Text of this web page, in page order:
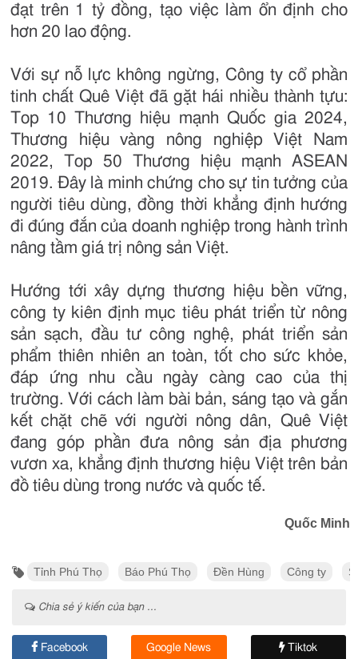
đạt trên 1 tỷ đồng, tạo việc làm ổn định cho
hơn 20 lao động.
Với sự nỗ lực không ngừng, Công ty cổ phần
tinh chất Quê Việt đã gặt hái nhiều thành tựu:
Top 10 Thương hiệu mạnh Quốc gia 2024,
Thương hiệu vàng nông nghiệp Việt Nam
2022, Top 50 Thương hiệu mạnh ASEAN
2019. Đây là minh chứng cho sự tin tưởng của
người tiêu dùng, đồng thời khẳng định hướng
đi đúng đắn của doanh nghiệp trong hành trình
nâng tầm giá trị nông sản Việt.
Hướng tới xây dựng thương hiệu bền vững,
công ty kiên định mục tiêu phát triển từ nông
sản sạch, đầu tư công nghệ, phát triển sản
phẩm thiên nhiên an toàn, tốt cho sức khỏe,
đáp ứng nhu cầu ngày càng cao của thị
trường. Với cách làm bài bản, sáng tạo và gắn
kết chặt chẽ với người nông dân, Quê Việt
đang góp phần đưa nông sản địa phương
vươn xa, khẳng định thương hiệu Việt trên bản
đồ tiêu dùng trong nước và quốc tế.
Quốc Minh
Tỉnh Phú Thọ Báo Phú Thọ Đền Hùng Công ty
Chia sẻ ý kiến của bạn ...
Facebook Google News Tiktok